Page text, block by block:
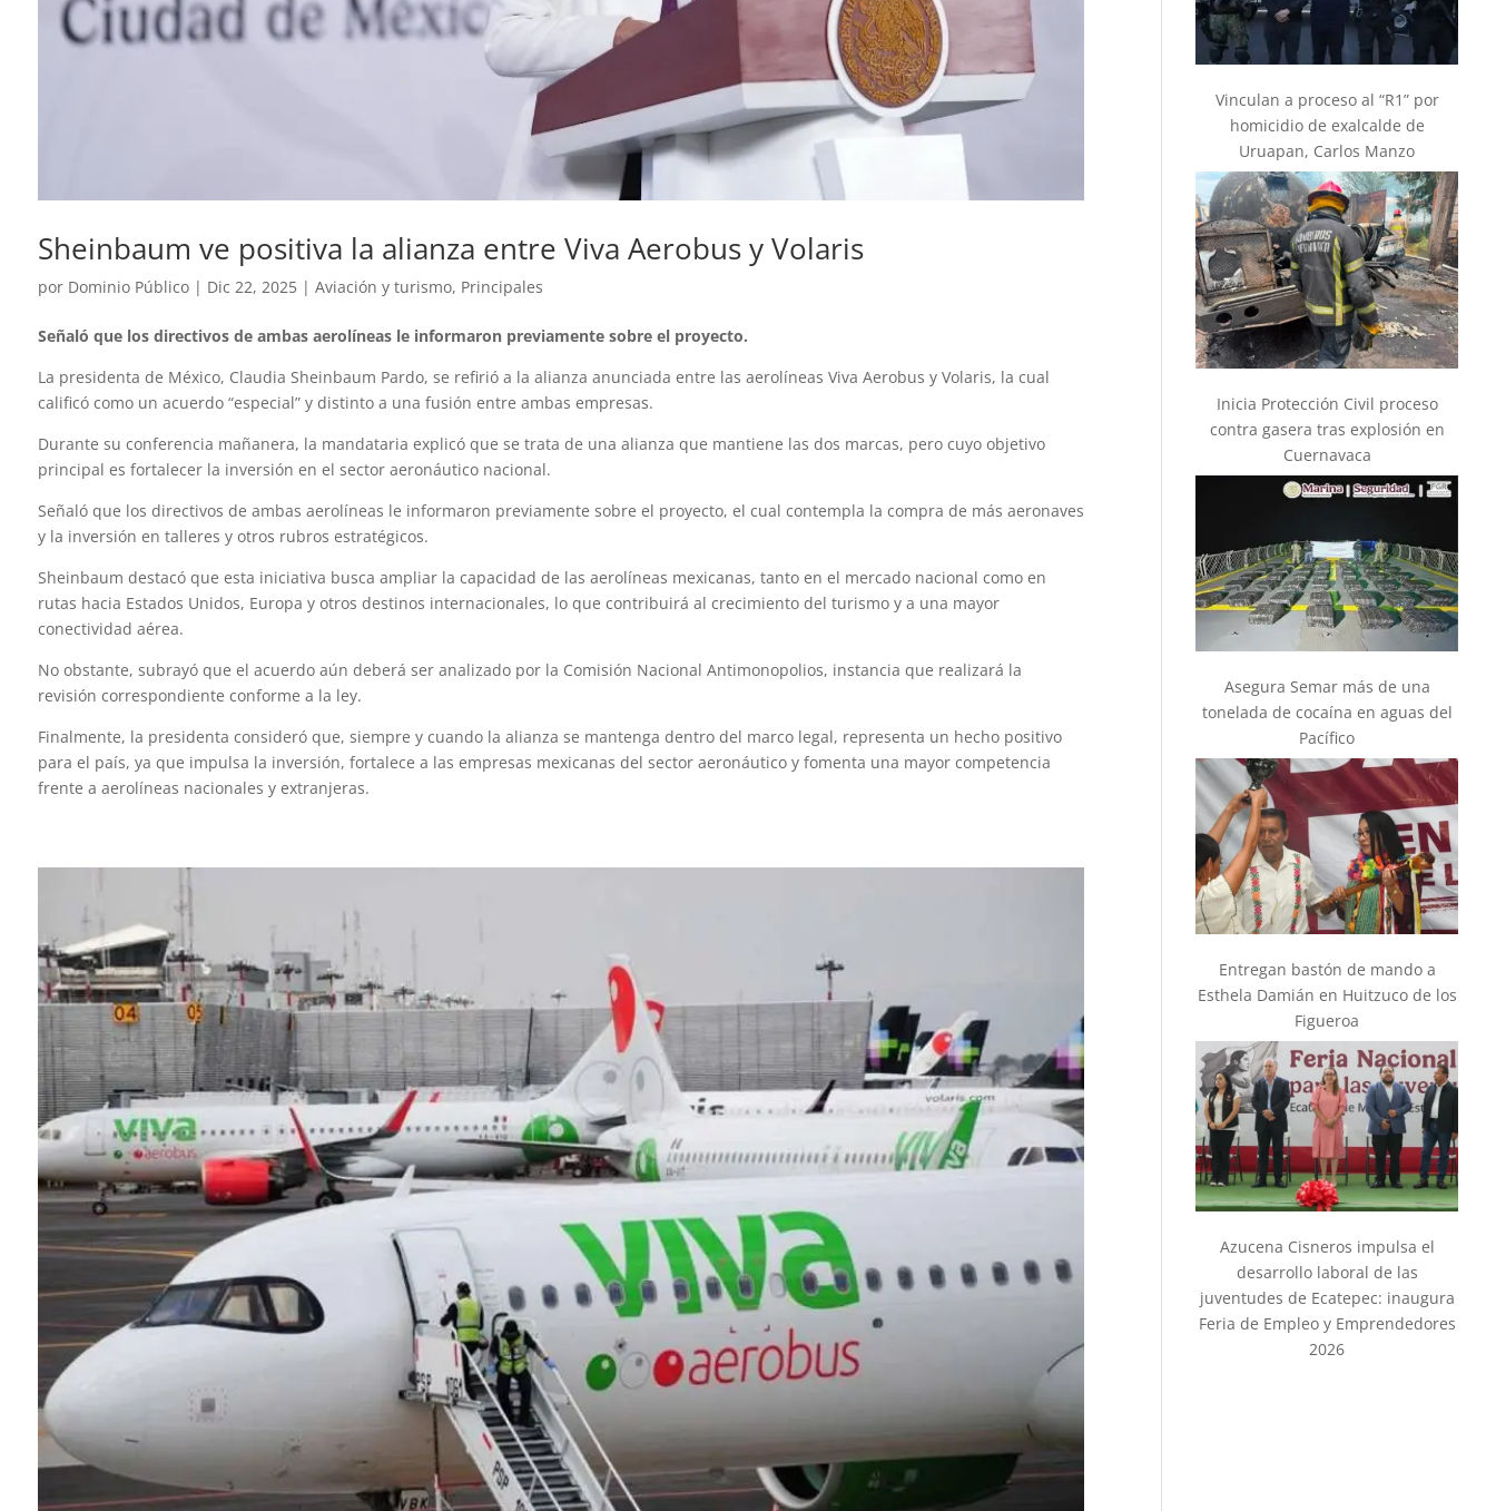
Sheinbaum ve positiva la alianza entre Viva Aerobus y Volaris
por Dominio Público| Dic 22, 2025| Aviación y turismo, Principales
Señaló que los directivos de ambas aerolíneas le informaron previamente sobre el proyecto.
La presidenta de México, Claudia Sheinbaum Pardo, se refirió a la alianza anunciada entre las aerolíneas Viva Aerobus y Volaris, la cual
calificó como un acuerdo “especial” y distinto a una fusión entre ambas empresas.
Durante su conferencia mañanera, la mandataria explicó que se trata de una alianza que mantiene las dos marcas, pero cuyo objetivo
principal es fortalecer la inversión en el sector aeronáutico nacional.
Señaló que los directivos de ambas aerolíneas le informaron previamente sobre el proyecto, el cual contempla la compra de más aeronaves
y la inversión en talleres y otros rubros estratégicos.
Sheinbaum destacó que esta iniciativa busca ampliar la capacidad de las aerolíneas mexicanas, tanto en el mercado nacional como en
rutas hacia Estados Unidos, Europa y otros destinos internacionales, lo que contribuirá al crecimiento del turismo y a una mayor
conectividad aérea.
No obstante, subrayó que el acuerdo aún deberá ser analizado por la Comisión Nacional Antimonopolios, instancia que realizará la
revisión correspondiente conforme a la ley.
Finalmente, la presidenta consideró que, siempre y cuando la alianza se mantenga dentro del marco legal, representa un hecho positivo
para el país, ya que impulsa la inversión, fortalece a las empresas mexicanas del sector aeronáutico y fomenta una mayor competencia
frente a aerolíneas nacionales y extranjeras.
Vinculan a proceso al “R1” por
homicidio de exalcalde de
Uruapan, Carlos Manzo
Inicia Protección Civil proceso
contra gasera tras explosión en
Cuernavaca
Asegura Semar más de una
tonelada de cocaína en aguas del
Pacífico
Entregan bastón de mando a
Esthela Damián en Huitzuco de los
Figueroa
Azucena Cisneros impulsa el
desarrollo laboral de las
juventudes de Ecatepec: inaugura
Feria de Empleo y Emprendedores
2026